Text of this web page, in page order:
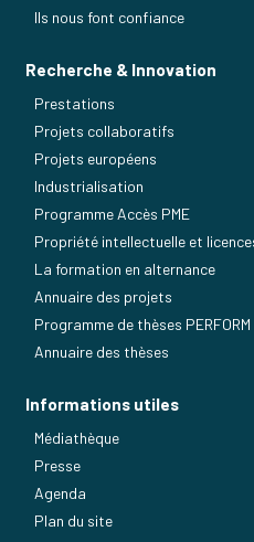
Ils nous font confiance
Recherche & Innovation
Prestations
Projets collaboratifs
Projets européens
Industrialisation
Programme Accès PME
Propriété intellectuelle et
La formation en alternance
Annuaire des projets
Programme de thèses PERFORM
Annuaire des thèses
Informations utiles
Médiathèque
Presse
Agenda
Plan du site